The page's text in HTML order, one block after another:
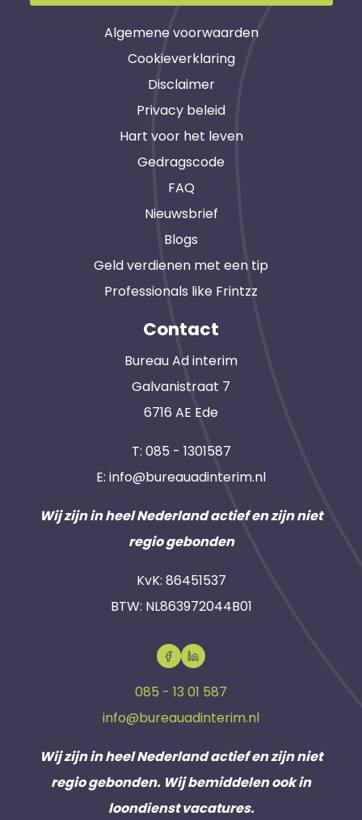
Algemene voorwaarden
Cookieverklaring
Disclaimer
Privacy beleid
Hart voor het leven
Gedragscode
FAQ
Nieuwsbrief
Blogs
Geld verdienen met een tip
Professionals like Frintzz
Contact
Bureau Ad interim
Galvanistraat 7
6716 AE Ede
T: 085 - 1301587
E: info@bureauadinterim.nl
Wij zijn in heel Nederland actief en zijn niet
regio gebonden
KvK: 86451537
BTW: NL863972044B01
085 - 13 01 587
info@bureauadinterim.nl
Wij zijn in heel Nederland actief en zijn niet
regio gebonden. Wij bemiddelen ook in
loondienst vacatures.